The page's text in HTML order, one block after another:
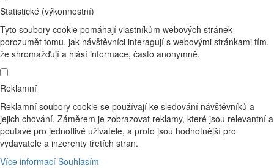
Statistické (výkonnostní)
Tyto soubory cookie pomáhají vlastníkům webových stránek
porozumět tomu, jak návštěvníci interagují s webovými stránkami tím,
že shromažďují a hlásí informace, často anonymně.
Reklamní
Reklamní soubory cookie se používají ke sledování návštěvníků a
jejich chování. Záměrem je zobrazovat reklamy, které jsou relevantní a
poutavé pro jednotlivé uživatele, a proto jsou hodnotnější pro
vydavatele a inzerenty třetích stran.
Více informací Souhlasím